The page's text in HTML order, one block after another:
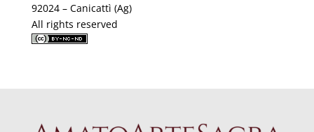
92024 – Canicattì (Ag)
All rights reserved